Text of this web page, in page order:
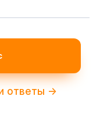
ответы ->